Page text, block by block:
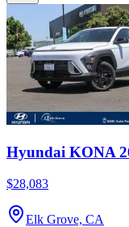
Hyundai KONA
$28,083
Elk Grove, CA